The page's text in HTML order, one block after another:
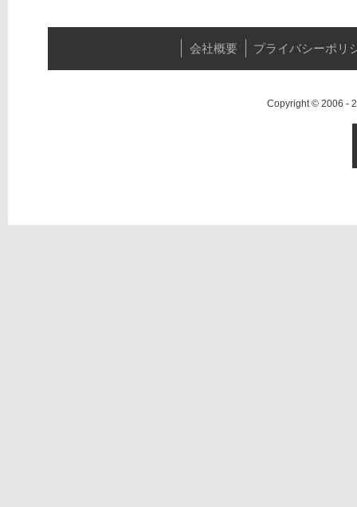
会社概要 プライバシーポリ
Copyright © 2006 -